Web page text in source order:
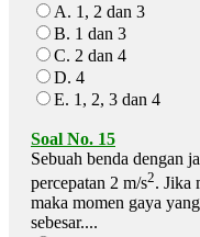
A. 1, 2 dan 3
B. 1 dan 3
C. 2 dan 4
D. 4
E. 1, 2, 3 dan 4
Soal No. 15
Sebuah benda dengan
percepatan 2 m/s2. Jika
maka momen gaya
sebesar....